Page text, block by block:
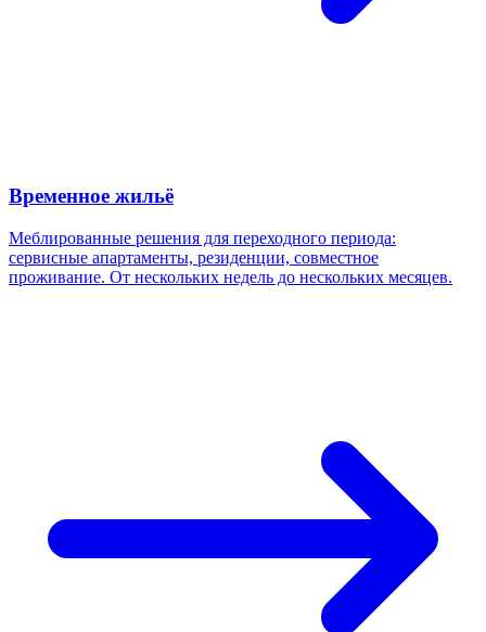
Временное жильё
Меблированные решения для переходного периода:
сервисные апартаменты, резиденции, совместное
проживание. От нескольких недель до нескольких месяцев.